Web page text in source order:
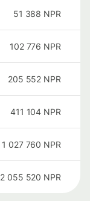
51 388 NPR
102 776 NPR
205 552 NPR
411 104 NPR
1 027 760 NPR
2 055 520 NPR